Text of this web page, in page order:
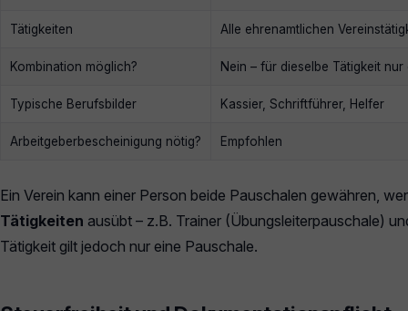
Tätigkeiten Alle ehrenamtlichen
Kombination möglich? Nein – für dieselbe Tätigkeit
Typische Berufsbilder Kassier, Schriftführer, Helfer
Arbeitgeberbescheinigung nötig? Empfohlen
Ein Verein kann einer Person beide Pauschalen gewähren,
Tätigkeiten ausübt – z.B. Trainer (Übungsleiterpauschale)
Tätigkeit gilt jedoch nur eine Pauschale.